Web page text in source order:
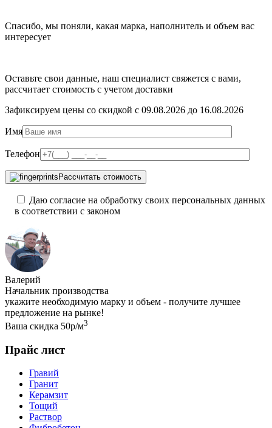
Спасибо, мы поняли, какая марка, наполнитель и объем вас
интересует
Оставьте свои данные, наш специалист свяжется с вами,
рассчитает стоимость с учетом доставки
Зафиксируем цены со скидкой с 09.08.2026 до 16.08.2026
Имя
Телефон
Рассчитать стоимость
Даю согласие на обработку своих персональных данных
в соответствии с законом
Валерий
Начальник производства
укажите необходимую марку и объем - получите лучшее
предложение на рынке!
Ваша скидка 50р/м3
Прайс лист
Гравий
Гранит
Керамзит
Тощий
Раствор